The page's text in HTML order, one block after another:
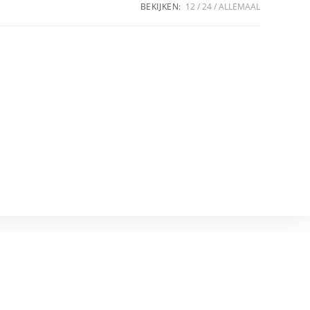
BEKIJKEN: 12 24 ALLEMAAL